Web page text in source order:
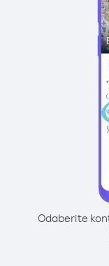
Odaberite